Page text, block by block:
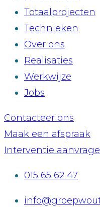
Totaalprojecten
Technieken
Over ons
Realisaties
Werkwijze
Jobs
Contacteer ons
Maak een afspraak
Interventie
015 65 62 47